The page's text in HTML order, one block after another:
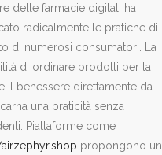
delle farmacie digitali ha
radicalmente le pratiche di
di numerosi consumatori. La
di ordinare prodotti per la
il benessere direttamente da
una praticità senza
Piattaforme come
propongono un